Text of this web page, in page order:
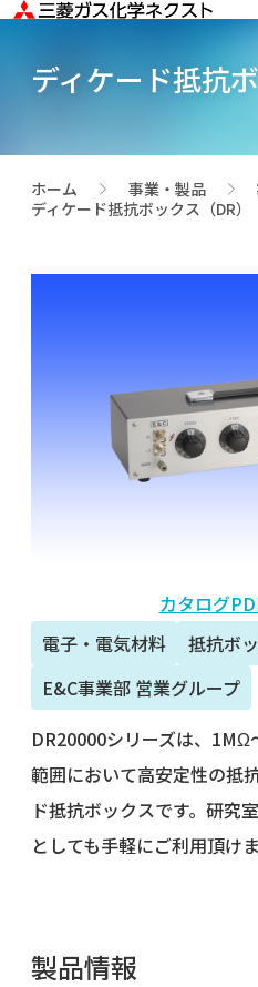
ディケード抵抗
ホーム 事業・製品
ディケード抵抗ボックス（DR）
カタログ
電子・電気材料
抵抗ボ
E&C事業部 営業グループ
DR20000シリーズは、
範囲において高安定性の抵
ド抵抗ボックスです。研究
としても手軽にご利用頂けま
製品情報